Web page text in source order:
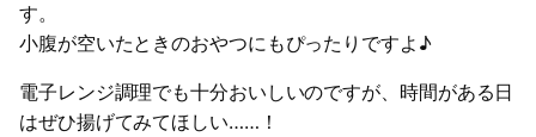
す。
小腹が空いたときのおやつにもぴったりですよ♪
電子レンジ調理でも十分おいしいのですが、時間がある日
はぜひ揚げてみてほしい……！